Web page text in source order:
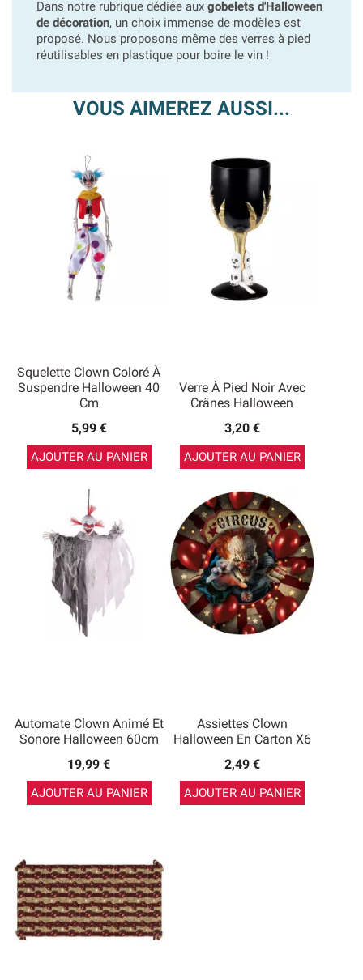
Dans notre rubrique dédiée aux gobelets d'Halloween
de décoration, un choix immense de modèles est
proposé. Nous proposons même des verres à pied
réutilisables en plastique pour boire le vin !
VOUS AIMEREZ AUSSI...
Squelette Clown Coloré À
Suspendre Halloween 40
Cm
5,99 €
AJOUTER AU PANIER
Verre À Pied Noir Avec
Crânes Halloween
3,20 €
AJOUTER AU PANIER
Automate Clown Animé Et
Sonore Halloween 60cm
19,99 €
AJOUTER AU PANIER
Assiettes Clown
Halloween En Carton X6
2,49 €
AJOUTER AU PANIER